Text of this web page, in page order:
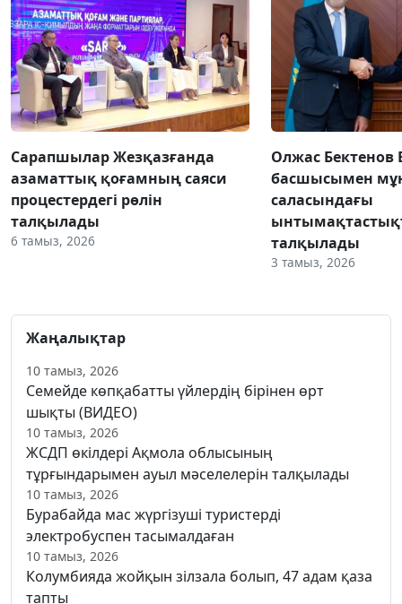
Сарапшылар Жезқазғанда
азаматтық қоғамның саяси
процестердегі рөлін
талқылады
6 тамыз, 2026
Олжас Бектенов
басшысымен
саласындағы
талқылады
3 тамыз, 2026
Жаңалықтар
10 тамыз, 2026
Семейде көпқабатты үйлердің бірінен өрт
шықты (ВИДЕО)
10 тамыз, 2026
ЖСДП өкілдері Ақмола облысының
тұрғындарымен ауыл мәселелерін талқылады
10 тамыз, 2026
Бурабайда мас жүргізуші туристерді
электробуспен тасымалдаған
10 тамыз, 2026
Колумбияда жойқын зілзала болып, 47 адам қаза
тапты